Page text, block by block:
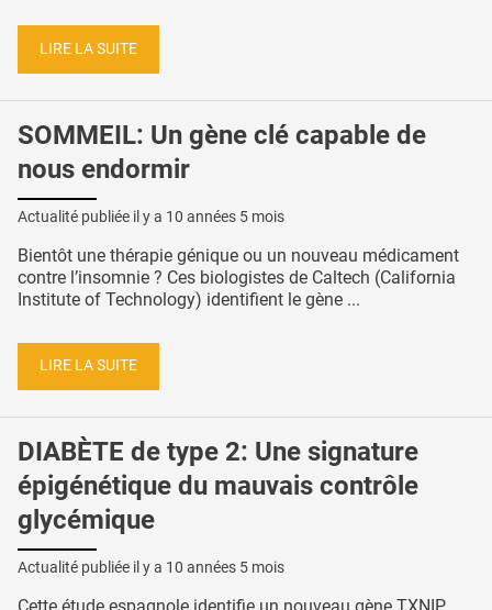
LIRE LA SUITE
SOMMEIL: Un gène clé capable de
nous endormir
Actualité publiée il y a 10 années 5 mois
Bientôt une thérapie génique ou un nouveau médicament
contre l’insomnie ? Ces biologistes de Caltech (California
Institute of Technology) identifient le gène ...
LIRE LA SUITE
DIABÈTE de type 2: Une signature
épigénétique du mauvais contrôle
glycémique
Actualité publiée il y a 10 années 5 mois